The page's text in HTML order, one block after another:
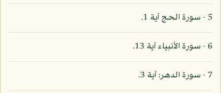
5 - سورة الحج آية 1.
6 - سورة الأنبياء آية 13.
7 - سورة الدهر: آية 3.